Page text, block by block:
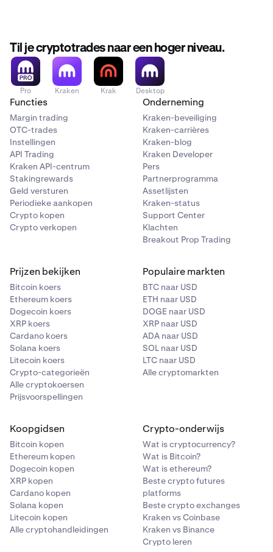
Til je cryptotrades naar een hoger niveau.
Pro Kraken Krak Desktop
Functies
Margin trading
OTC-trades
Instellingen
API Trading
Kraken API-centrum
Stakingrewards
Geld versturen
Periodieke aankopen
Crypto kopen
Crypto verkopen
Onderneming
Kraken-beveiliging
Kraken-carrières
Kraken-blog
Kraken Developer
Pers
Partnerprogramma
Assetlijsten
Kraken-status
Support Center
Klachten
Breakout Prop Trading
Prijzen bekijken
Bitcoin koers
Ethereum koers
Dogecoin koers
XRP koers
Cardano koers
Solana koers
Litecoin koers
Crypto-categorieën
Alle cryptokoersen
Prijsvoorspellingen
Populaire markten
BTC naar USD
ETH naar USD
DOGE naar USD
XRP naar USD
ADA naar USD
SOL naar USD
LTC naar USD
Alle cryptomarkten
Koopgidsen
Bitcoin kopen
Ethereum kopen
Dogecoin kopen
XRP kopen
Cardano kopen
Solana kopen
Litecoin kopen
Alle cryptohandleidingen
Crypto-onderwijs
Wat is cryptocurrency?
Wat is Bitcoin?
Wat is ethereum?
Beste crypto futures
platforms
Beste crypto exchanges
Kraken vs Coinbase
Kraken vs Binance
Crypto leren